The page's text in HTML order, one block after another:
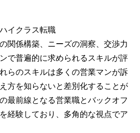
イクラス転職
関係構築、ニーズの洞察、交渉力
で普遍的に求められるスキルが評
らのスキルは多くの営業マンが訴
方を知らないと差別化することが
最前線となる営業職とバックオフ
経験しており、多角的な視点でア